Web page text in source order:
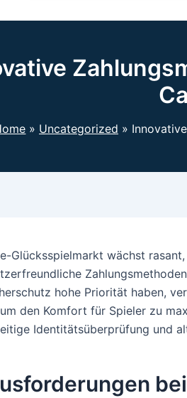
Uncategorized
Glücksspielmarkt wächst
hohe Priorität haben,
den Komfort für Spieler zu
Identitätsüberprüfung und